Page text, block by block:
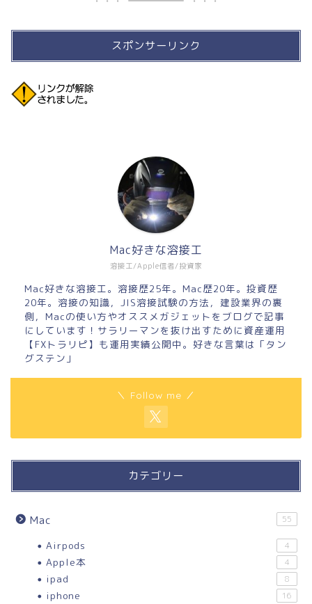
スポンサーリンク
溶接工/Apple信者/投資家
Mac好きな溶接工
Mac好きな溶接工。溶接歴25年。Mac歴20年。投資歴
20年。溶接の知識，JIS溶接試験の方法，建設業界の裏
側，Macの使い方やオススメガジェットをブログで記事
にしています！サラリーマンを抜け出すために資産運用
【FXトラリピ】も運用実績公開中。好きな言葉は「タン
グステン」
＼ Follow me ／
カテゴリー
Mac 55
Airpods 4
Apple本 4
ipad 8
iphone 16